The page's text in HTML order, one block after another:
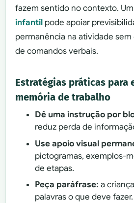
fazem sentido no contexto.
infantil pode apoiar
permanência na atividade
de comandos verbais.
Estratégias práticas para
memória de trabalho
Dê uma instrução por
reduz perda de
Use apoio visual
pictogramas, exemplos-
de etapas.
Peça paráfrase: a
palavras o que deve fazer.